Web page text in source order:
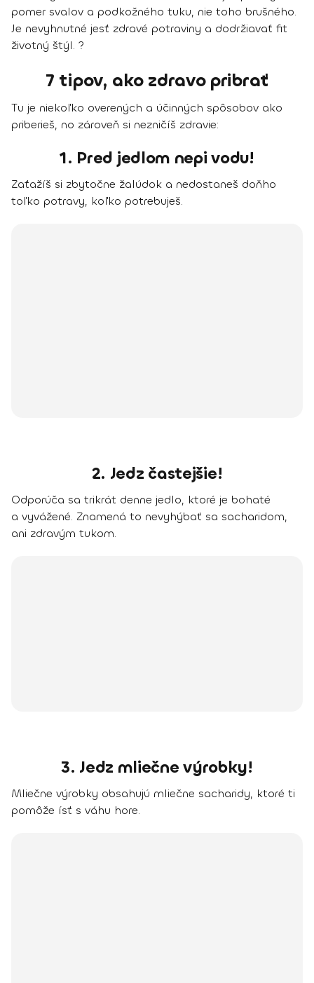
pomer svalov a podkožného tuku, nie toho brušného.
Je nevyhnutné jesť zdravé potraviny a dodržiavať fit
životný štýl. ?
7 tipov, ako zdravo pribrať
Tu je niekoľko overených a účinných spôsobov ako
priberieš, no zároveň si nezničíš zdravie:
1. Pred jedlom nepi vodu!
Zaťažíš si zbytočne žalúdok a nedostaneš doňho
toľko potravy, koľko potrebuješ.
2. Jedz častejšie!
Odporúča sa trikrát denne jedlo, ktoré je bohaté
a vyvážené. Znamená to nevyhýbať sa sacharidom,
ani zdravým tukom.
3. Jedz mliečne výrobky!
Mliečne výrobky obsahujú mliečne sacharidy, ktoré ti
pomôže ísť s váhu hore.